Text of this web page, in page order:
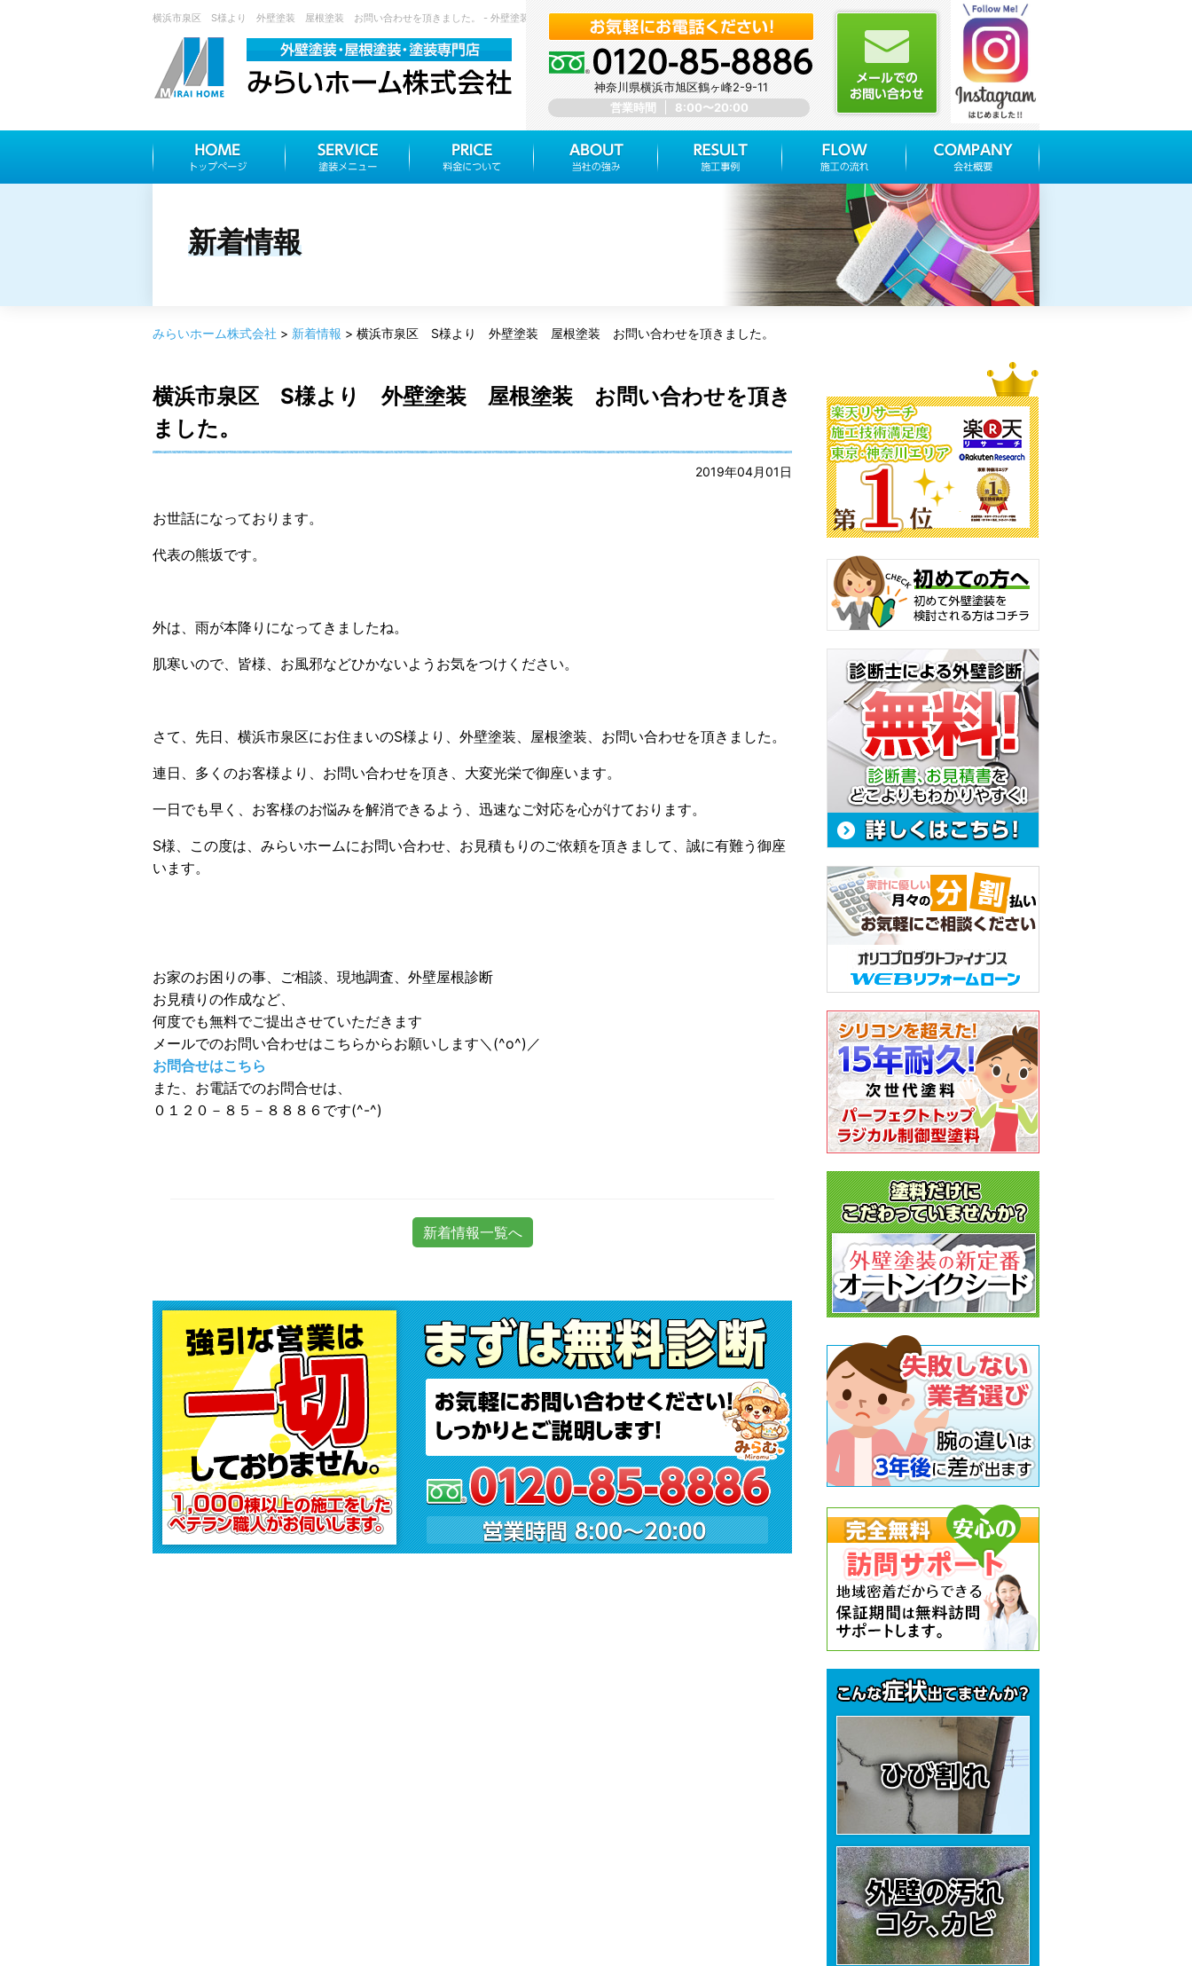
横浜市泉区 S様より 外壁塗装 屋根塗装 お問い合わせを頂きました。 - 外壁塗装 屋根塗装 神奈川県横浜市旭区 みらいホーム株式会社
神奈川県横浜市旭区鶴ヶ峰2-9-11
営業時間
8:00〜20:00
新着情報
みらいホーム株式会社 > 新着情報 > 横浜市泉区 S様より 外壁塗装 屋根塗装 お問い合わせを頂きました。
横浜市泉区 S様より 外壁塗装 屋根塗装 お問い合わせを頂き
ました。
2019年04月01日
お世話になっております。
代表の熊坂です。
外は、雨が本降りになってきましたね。
肌寒いので、皆様、お風邪などひかないようお気をつけください。
さて、先日、横浜市泉区にお住まいのS様より、外壁塗装、屋根塗装、お問い合わせを頂きました。
連日、多くのお客様より、お問い合わせを頂き、大変光栄で御座います。
一日でも早く、お客様のお悩みを解消できるよう、迅速なご対応を心がけております。
S様、この度は、みらいホームにお問い合わせ、お見積もりのご依頼を頂きまして、誠に有難う御座
います。
お家のお困りの事、ご相談、現地調査、外壁屋根診断
お見積りの作成など、
何度でも無料でご提出させていただきます
メールでのお問い合わせはこちらからお願いします＼(^o^)／
お問合せはこちら
また、お電話でのお問合せは、
０１２０－８５－８８８６です(^-^)
新着情報一覧へ